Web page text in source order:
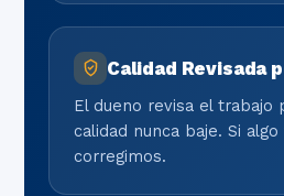
Calidad Revisada
El dueno revisa el trabajo
calidad nunca baje. Si
corregimos.